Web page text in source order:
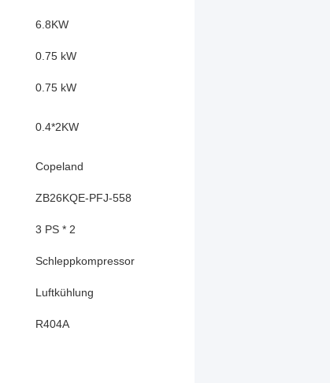
6.8KW
0.75 kW
0.75 kW
0.4*2KW
Copeland
ZB26KQE-PFJ-558
3 PS * 2
Schleppkompressor
Luftkühlung
R404A